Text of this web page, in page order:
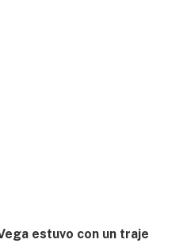
estuvo con un traje